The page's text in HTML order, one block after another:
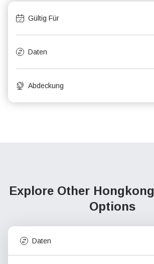
Gültig Für
Daten
Abdeckung
Explore Other Hongkong
Options
Daten